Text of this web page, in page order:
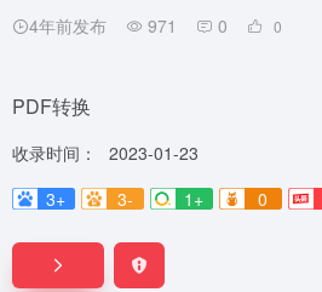
4年前发布 971 0 0
PDF转换
收录时间：
2023-01-23
3+
3- 1+ 0